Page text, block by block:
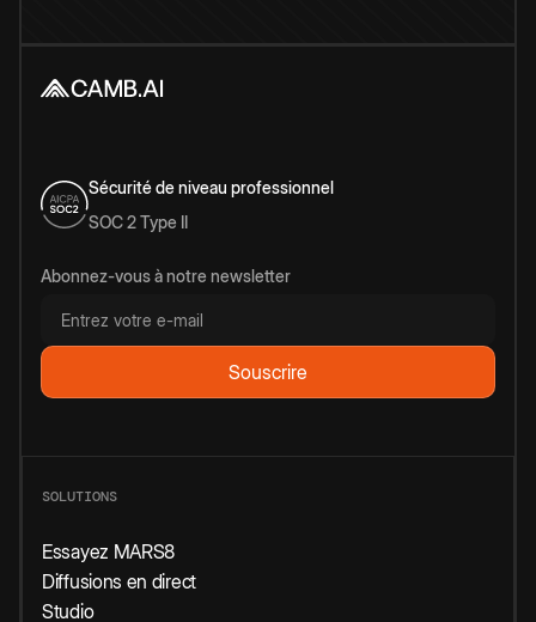
Sécurité de niveau professionnel
SOC 2 Type II
Abonnez-vous à notre newsletter
SOLUTIONS
Essayez MARS8
Diffusions en direct
Studio